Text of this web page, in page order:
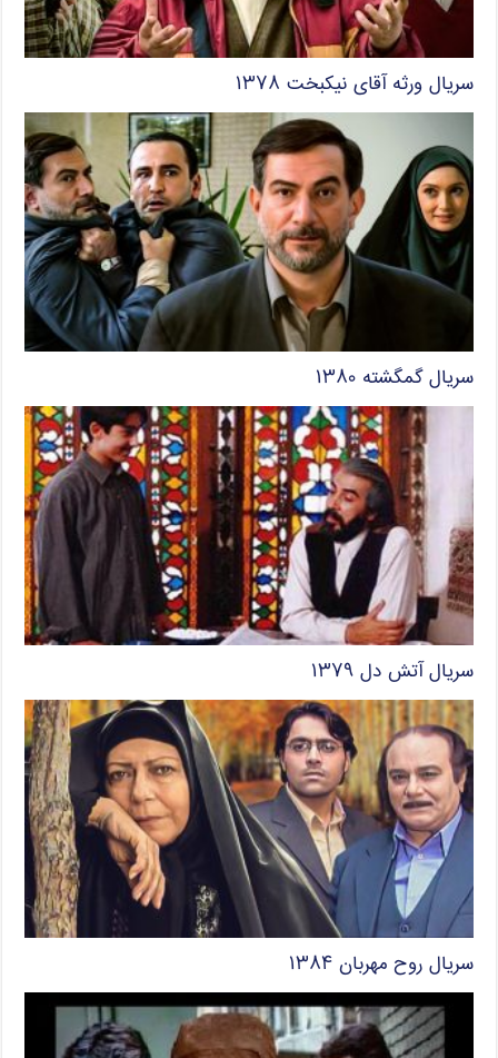
سریال ورثه آقای نیکبخت ۱۳۷۸
سریال گمگشته ۱۳۸۰
سریال آتش دل ۱۳۷۹
سریال روح مهربان ۱۳۸۴